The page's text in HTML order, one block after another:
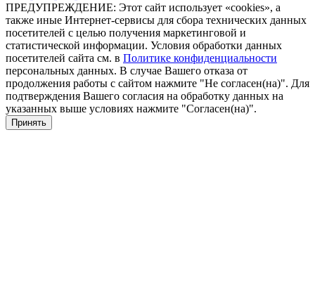
ПРЕДУПРЕЖДЕНИЕ: Этот сайт использует «cookies», а
также иные Интернет-сервисы для сбора технических данных
посетителей с целью получения маркетинговой и
статистической информации. Условия обработки данных
посетителей сайта см. в Политике конфиденциальности
персональных данных. В случае Вашего отказа от
продолжения работы с сайтом нажмите "Не согласен(на)". Для
подтверждения Вашего согласия на обработку данных на
указанных выше условиях нажмите "Согласен(на)".
Принять